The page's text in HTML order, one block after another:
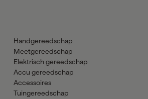
Handgereedschap
Meetgereedschap
Elektrisch gereedschap
Accu gereedschap
Accessoires
Tuingereedschap